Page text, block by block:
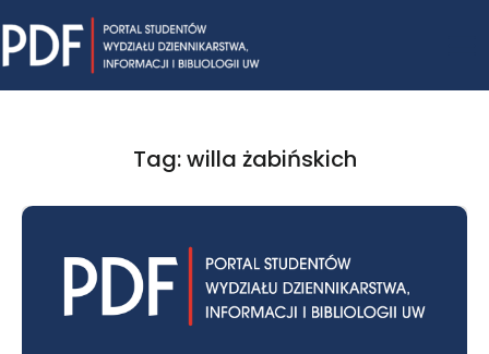
to
content
Tag: willa żabińskich